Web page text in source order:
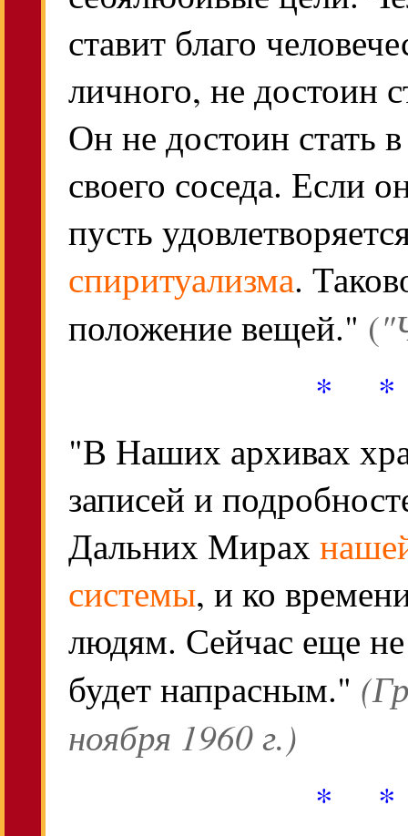
ставит благо
личного, не достоин
Он не достоин стать
своего соседа. Если
пусть
спиритуализма.
положение вещей." (
*
"В Наших архивах
записей и
Дальних Мирах
системы, и ко
людям. Сейчас еще
будет напрасным."
ноября 1960 г.)
*